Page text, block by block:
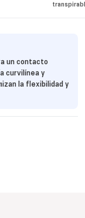
un contacto
curvilínea y
la flexibilidad y